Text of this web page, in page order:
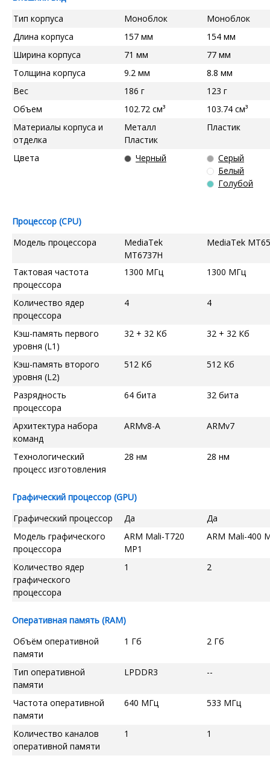
Тип корпуса
Моноблок
Моноблок
Длина корпуса
157 мм
154 мм
Ширина корпуса
71 мм
77 мм
Толщина корпуса
9.2 мм
8.8 мм
Вес
186 г
123 г
Объем
102.72 см³
103.74 см³
Материалы корпуса и
отделка
Металл
Пластик
Пластик
Цвета Черный
Серый
Белый
Голубой
Процессор (CPU)
Модель процессора
MediaTek
MT6737H
MediaTek
Тактовая частота
процессора
1300 МГц 1300 МГц
Количество ядер
процессора
4 4
Кэш-память первого
уровня (L1)
32 + 32 Кб 32 + 32 Кб
Кэш-память второго
уровня (L2)
512 Кб 512 Кб
Разрядность
процессора
64 бита 32 бита
Архитектура набора
команд
ARMv8-A ARMv7
Технологический
процесс изготовления
28 нм 28 нм
Графический процессор (GPU)
Графический процессор
Да
Да
Модель графического
процессора
ARM Mali-T720
MP1
ARM Mali-400
Количество ядер
графического
процессора
1 2
Оперативная память (RAM)
Объём оперативной
памяти
1 Гб 2 Гб
Тип оперативной
памяти
LPDDR3 --
Частота оперативной
памяти
640 МГц 533 МГц
Количество каналов
оперативной памяти
1 1